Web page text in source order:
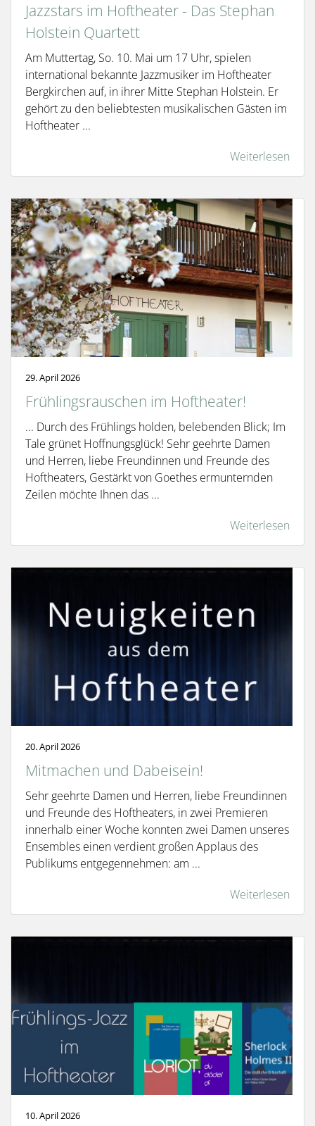
Jazzstars im Hoftheater - Das Stephan
Holstein Quartett
Am Muttertag, So. 10. Mai um 17 Uhr, spielen
international bekannte Jazzmusiker im Hoftheater
Bergkirchen auf, in ihrer Mitte Stephan Holstein. Er
gehört zu den beliebtesten musikalischen Gästen im
Hoftheater ...
Weiterlesen
29. April 2026
Frühlingsrauschen im Hoftheater!
... Durch des Frühlings holden, belebenden Blick; Im
Tale grünet Hoffnungsglück! Sehr geehrte Damen
und Herren, liebe Freundinnen und Freunde des
Hoftheaters, Gestärkt von Goethes ermunternden
Zeilen möchte Ihnen das ...
Weiterlesen
20. April 2026
Mitmachen und Dabeisein!
Sehr geehrte Damen und Herren, liebe Freundinnen
und Freunde des Hoftheaters, in zwei Premieren
innerhalb einer Woche konnten zwei Damen unseres
Ensembles einen verdient großen Applaus des
Publikums entgegennehmen: am ...
Weiterlesen
10. April 2026